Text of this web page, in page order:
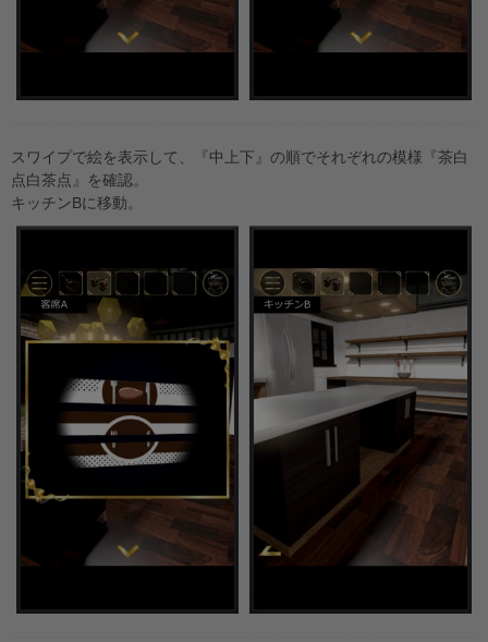
スワイプで絵を表示して、『中上下』の順でそれぞれの模様『茶白
点白茶点』を確認。
キッチンBに移動。